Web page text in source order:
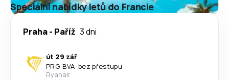
Speciální nabídky letů do Francie
Praha- Paříž 3 dni
út 29 zář
PRG-BVA· bez přestupu
Ryanair